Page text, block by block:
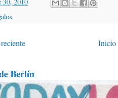
Inicio
Berlín